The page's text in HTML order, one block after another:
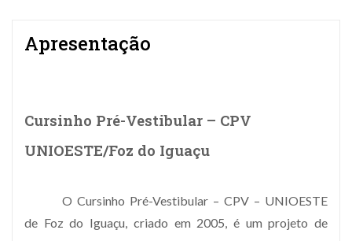
Apresentação
Cursinho Pré-Vestibular – CPV
UNIOESTE/Foz do Iguaçu
O Cursinho Pré-Vestibular – CPV – UNIOESTE
de Foz do Iguaçu, criado em 2005, é um projeto de